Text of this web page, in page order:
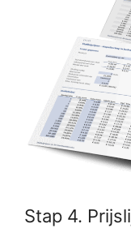
Stap 4.